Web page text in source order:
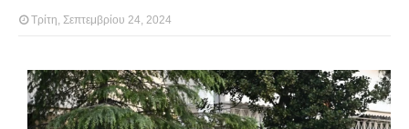
Τρίτη, Σεπτεμβρίου 24, 2024